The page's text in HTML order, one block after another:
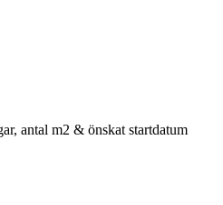
antal m2 & önskat startdatum